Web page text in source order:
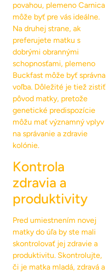
povahou, plemeno Carnica
môže byť pre vás ideálne.
Na druhej strane, ak
preferujete matku s
dobrými obrannými
schopnosťami, plemeno
Buckfast môže byť správna
voľba. Dôležité je tiež zistiť
pôvod matky, pretože
genetické predispozície
môžu mať významný vplyv
na správanie a zdravie
kolónie.
Kontrola
zdravia a
produktivity
Pred umiestnením novej
matky do úľa by ste mali
skontrolovať jej zdravie a
produktivitu. Skontrolujte,
či je matka mladá, zdravá a